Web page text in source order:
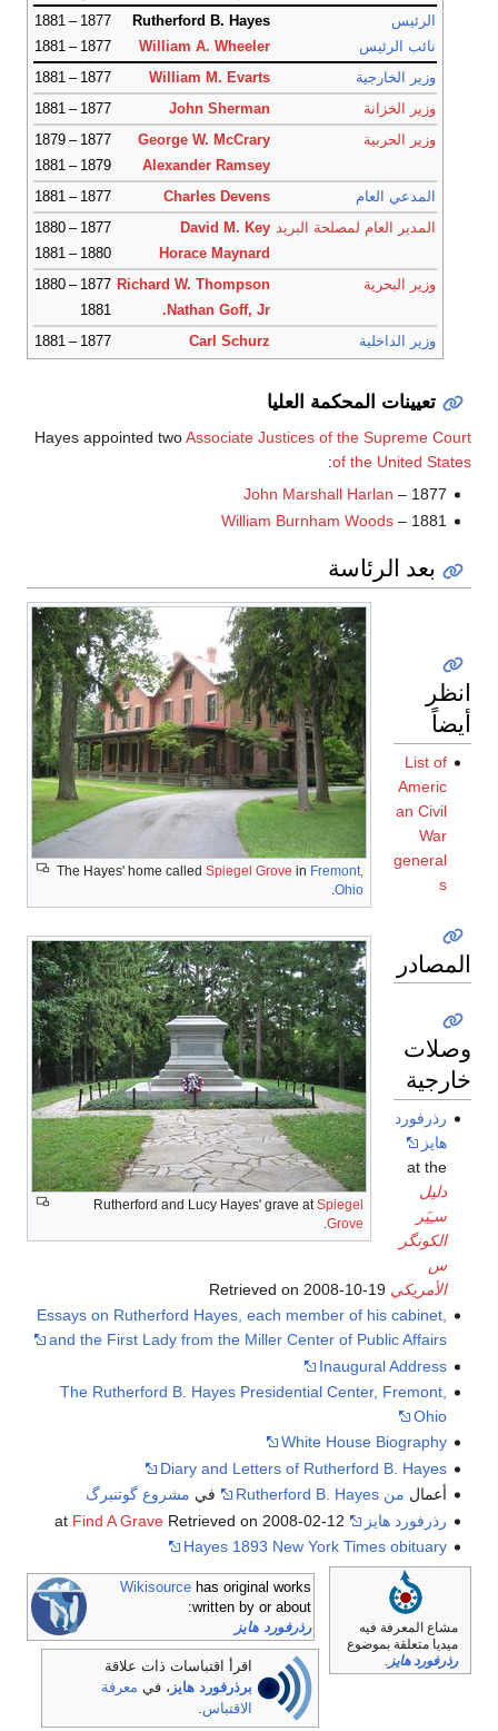
الرئيس
Rutherford B. Hayes
1877 – 1881
نائب الرئيس
William A. Wheeler
1877 – 1881
وزير الخارجية
William M. Evarts
1877 – 1881
وزير الخزانة
John Sherman
1877 – 1881
وزير الحربية
George W. McCrary
1877 – 1879
Alexander Ramsey
1879 – 1881
المدعي العام
Charles Devens
1877 – 1881
المدير العام لمصلحة البريد David M. Key
1877 – 1880
Horace Maynard
1880 – 1881
وزير البحرية
Richard W. Thompson
1877 – 1880
Nathan Goff, Jr.
1881
وزير الداخلية
Carl Schurz
1877 – 1881
تعيينات المحكمة العليا
Hayes appointed twoAssociate Justices of the Supreme Court
of the United States
:
John Marshall Harlan – 1877
William Burnham Woods– 1881
بعد الرئاسة
The Hayes' home called Spiegel Grove in Fremont,
Ohio
.
Rutherford and Lucy Hayes' grave atSpiegel
Grove
.
انظر
أيضاً
List of
Americ
an Civil
War
general
s
المصادر
وصلات
خارجية
رذرفورد
هايز
at the
دليل
سـِيَر
الكونگر
س
الأمريكي Retrieved on 2008-10-19
Essays on Rutherford Hayes, each member of his cabinet,
and the First Lady from the Miller Center of Public Affairs
Inaugural Address
The Rutherford B. Hayes Presidential Center, Fremont,
Ohio
White House Biography
Diary and Letters of Rutherford B. Hayes
أعمال من Rutherford B. Hayes في مشروع گوتنبرگ
رذرفورد هايز
Find A GraveRetrieved on 2008-02-12
Hayes 1893 New York Times obituary
Wikisourcehas original works
written by or about:
رذرفورد هايز
اقرأ اقتباسات ذات علاقة
برذرفورد هايز ، في معرفة
الاقتباس
مشاع المعرفة فيه
ميديا متعلقة بموضوع
رذرفورد هايز.